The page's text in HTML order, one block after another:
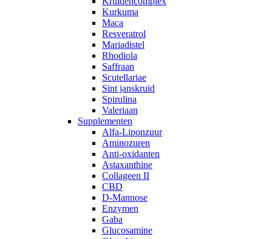
Kurkuma
Maca
Resveratrol
Mariadistel
Rhodiola
Saffraan
Scutellariae
Sint janskruid
Spirulina
Valeriaan
Supplementen
Alfa-Liponzuur
Aminozuren
Anti-oxidanten
Astaxanthine
Collageen II
CBD
D-Mannose
Enzymen
Gaba
Glucosamine